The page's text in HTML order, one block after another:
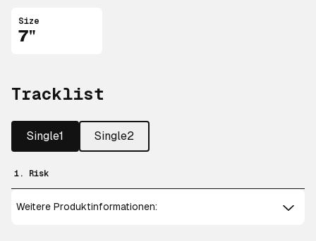
Size
7"
Tracklist
Single1 Single2
1. Risk
Weitere Produktinformationen: